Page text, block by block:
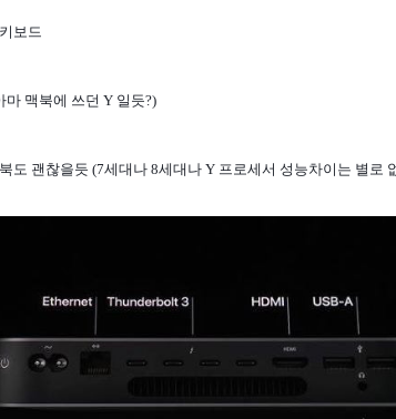
보드
마 맥북에 쓰던 Y 일듯?)
도 괜찮을듯 (7세대나 8세대나 Y 프로세서 성능차이는 별로